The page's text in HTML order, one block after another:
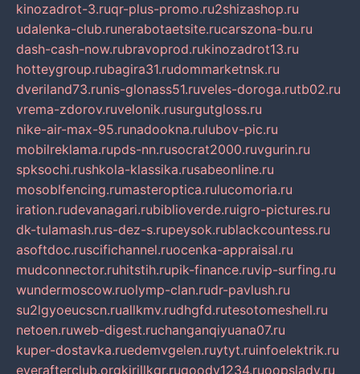
kinozadrot-3.ruqr-plus-promo.ru2shizashop.ru
udalenka-club.runerabotaetsite.rucarszona-bu.ru
dash-cash-now.rubravoprod.rukinozadrot13.ru
hotteygroup.rubagira31.rudommarketnsk.ru
dveriland73.runis-glonass51.ruveles-doroga.rutb02.ru
vrema-zdorov.ruvelonik.rusurgutgloss.ru
nike-air-max-95.runadookna.rulubov-pic.ru
mobilreklama.rupds-nn.rusocrat2000.ruvgurin.ru
spksochi.rushkola-klassika.rusabeonline.ru
mosoblfencing.rumasteroptica.rulucomoria.ru
iration.rudevanagari.rubiblioverde.ruigro-pictures.ru
dk-tulamash.rus-dez-s.rupeysok.rublackcountess.ru
asoftdoc.ruscifichannel.ruocenka-appraisal.ru
mudconnector.ruhitstih.rupik-finance.ruvip-surfing.ru
wundermoscow.ruolymp-clan.rudr-pavlush.ru
su2lgyoeucscn.ruallkmv.rudhgfd.rutesotomeshell.ru
netoen.ruweb-digest.ruchanganqiyuana07.ru
kuper-dostavka.ruedemvgelen.ruytyt.ruinfoelektrik.ru
everafterclub.orgkirillkgr.rugoodv1234.ruoopslady.ru